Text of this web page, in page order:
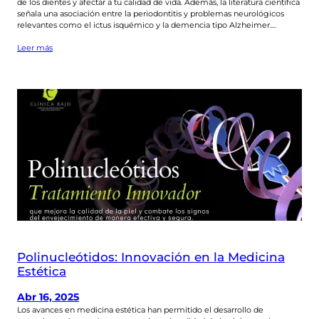
de los dientes y afectar a tu calidad de vida. Además, la literatura científica
señala una asociación entre la periodontitis y problemas neurológicos
relevantes como el ictus isquémico y la demencia tipo Alzheimer.…
Leer más
Polinucleótidos: Innovación en la Medicina
Estética
Abr 16, 2025
Los avances en medicina estética han permitido el desarrollo de